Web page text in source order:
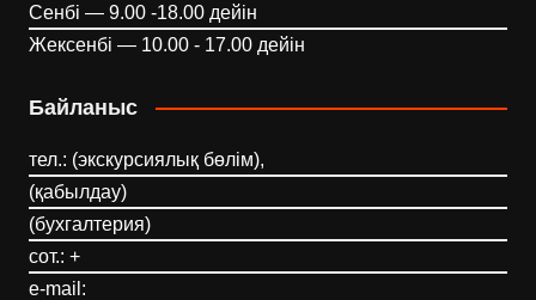
Сенбі — 9.00 -18.00 дейін
Жексенбі — 10.00 - 17.00 дейін
Байланыс
тел.: (экскурсиялық бөлім),
(қабылдау)
(бухгалтерия)
сот.: +
e-mail: